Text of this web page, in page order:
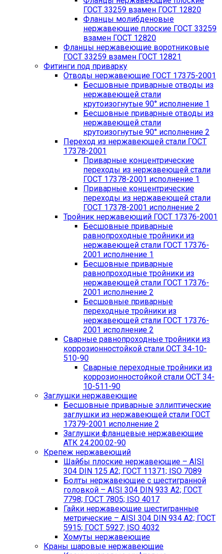
ГОСТ 33259 взамен ГОСТ 12820
Фланцы молибденовые
нержавеющие плоские ГОСТ 33259
взамен ГОСТ 12820
Фланцы нержавеющие воротниковые
ГОСТ 33259 взамен ГОСТ 12821
Фитинги под приварку
Отводы нержавеющие ГОСТ 17375-2001
Бесшовные приварные отводы из
нержавеющей стали
крутоизогнутые 90° исполнение 1
Бесшовные приварные отводы из
нержавеющей стали
крутоизогнутые 90° исполнение 2
Переход из нержавеющей стали ГОСТ
17378-2001
Приварные концентрические
переходы из нержавеющей стали
ГОСТ 17378-2001 исполнение 1
Приварные концентрические
переходы из нержавеющей стали
ГОСТ 17378-2001 исполнение 2
Тройник нержавеющий ГОСТ 17376-2001
Бесшовные приварные
равнопроходные тройники из
нержавеющей стали ГОСТ 17376-
2001 исполнение 1
Бесшовные приварные
равнопроходные тройники из
нержавеющей стали ГОСТ 17376-
2001 исполнение 2
Бесшовные приварные
переходные тройники из
нержавеющей стали ГОСТ 17376-
2001 исполнение 2
Сварные равнопроходные тройники из
коррозионностойкой стали ОСТ 34-10-
510-90
Сварные переходные тройники из
коррозионностойкой стали ОСТ 34-
10-511-90
Заглушки нержавеющие
Бесшовные приварные эллиптические
заглушки из нержавеющей стали ГОСТ
17379-2001 исполнение 2
Заглушки фланцевые нержавеющие
АТК 24.200.02-90
Крепеж нержавеющий
Шайбы плоские нержавеющие – AISI
304 DIN 125 A2; ГОСТ 11371; ISO 7089
Болты нержавеющие с шестигранной
головкой – AISI 304 DIN 933 A2; ГОСТ
7798; ГОСТ 7805; ISO 4017
Гайки нержавеющие шестигранные
метрические – AISI 304 DIN 934 А2; ГОСТ
5915; ГОСТ 5927; ISO 4032
Хомуты нержавеющие
Краны шаровые нержавеющие